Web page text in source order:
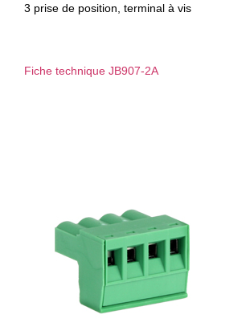
3 prise de position, terminal à vis
Fiche technique JB907-2A